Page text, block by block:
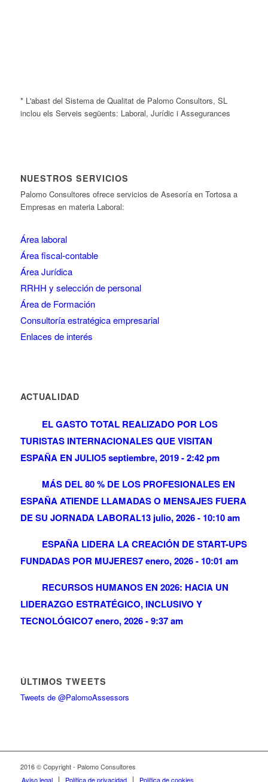
* L'abast del Sistema de Qualitat de Palomo Consultors, SL
inclou els Serveis següents: Laboral, Jurídic i Assegurances
NUESTROS SERVICIOS
Palomo Consultores ofrece servicios de Asesoría en Tortosa a
Empresas en materia Laboral:
Área laboral
Área fiscal-contable
Área Jurídica
RRHH y selección de personal
Área de Formación
Consultoría estratégica empresarial
Enlaces de interés
ACTUALIDAD
EL GASTO TOTAL REALIZADO POR LOS
TURISTAS INTERNACIONALES QUE VISITAN
ESPAÑA EN JULIO5 septiembre, 2019 - 2:42 pm
MÁS DEL 80 % DE LOS PROFESIONALES EN
ESPAÑA ATIENDE LLAMADAS O MENSAJES FUERA
DE SU JORNADA LABORAL13 julio, 2026 - 10:10 am
ESPAÑA LIDERA LA CREACIÓN DE START-UPS
FUNDADAS POR MUJERES7 enero, 2026 - 10:01 am
RECURSOS HUMANOS EN 2026: HACIA UN
LIDERAZGO ESTRATÉGICO, INCLUSIVO Y
TECNOLÓGICO7 enero, 2026 - 9:37 am
ÚLTIMOS TWEETS
Tweets de @PalomoAssessors
2016 © Copyright - Palomo Consultores
Aviso legal
Política de privacidad Política de cookies